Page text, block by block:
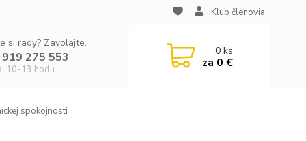
iKlub členovia
si rady? Zavolajte.
275 553
10-13 hod.)
0ks
za 0 €
spokojnosti